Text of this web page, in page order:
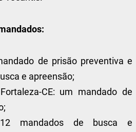
de prisão preventiva e
e apreensão;
CE: um mandado de
12 mandados de busca e